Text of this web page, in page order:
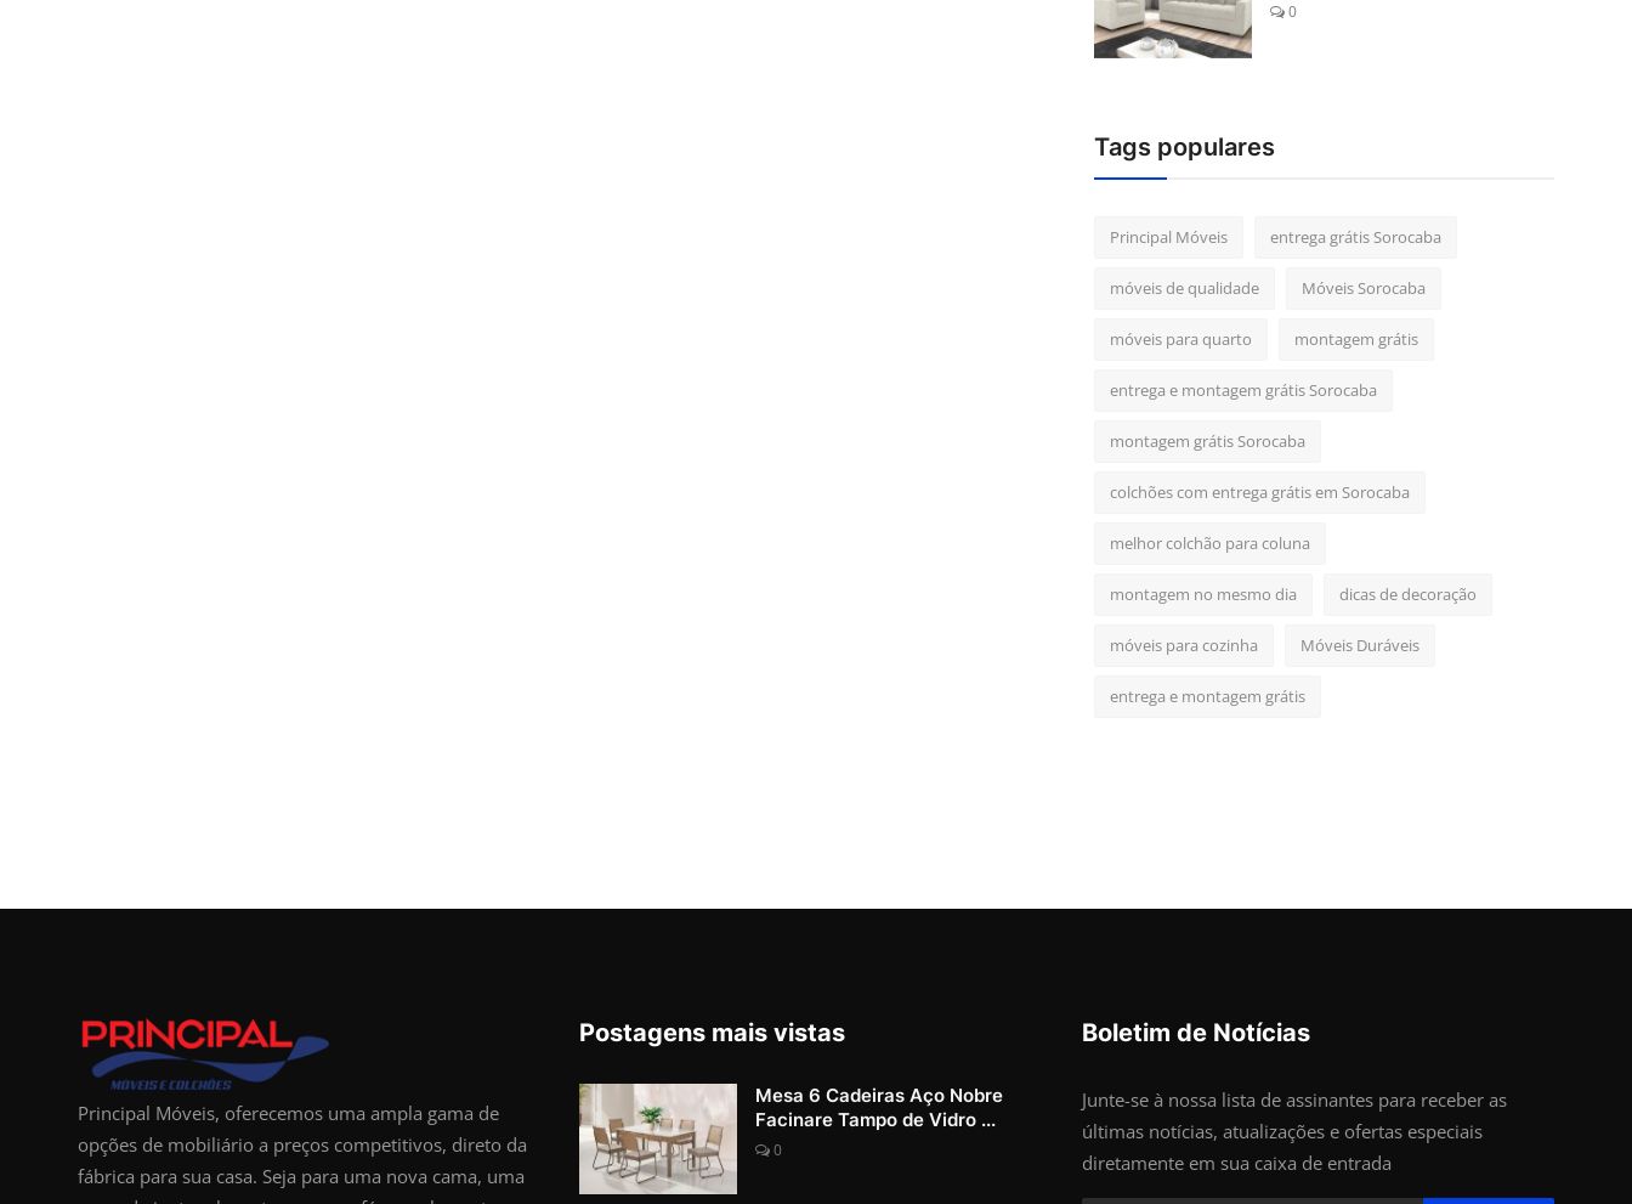
0
Tags populares
Principal Móveis entrega grátis Sorocaba
móveis de qualidade Móveis Sorocaba
móveis para quarto montagem grátis
entrega e montagem grátis Sorocaba
montagem grátis Sorocaba
colchões com entrega grátis em Sorocaba
melhor colchão para coluna
montagem no mesmo dia dicas de decoração
móveis para cozinha Móveis Duráveis
entrega e montagem grátis
Principal Móveis, oferecemos uma ampla gama de
opções de mobiliário a preços competitivos, direto da
fábrica para sua casa. Seja para uma nova cama, uma
Postagens mais vistas
Mesa 6 Cadeiras Aço Nobre
Facinare Tampo de Vidro ...
0
Boletim de Notícias
Junte-se à nossa lista de assinantes para receber as
últimas notícias, atualizações e ofertas especiais
diretamente em sua caixa de entrada